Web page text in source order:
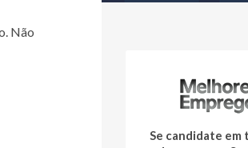
Não
Se candidate em